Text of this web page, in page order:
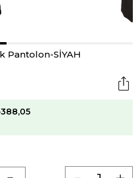
Pantolon-SİYAH